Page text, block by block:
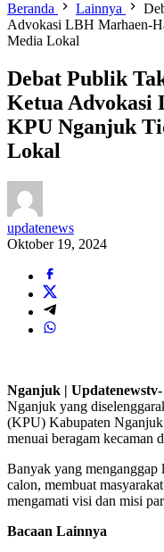
Beranda Lainnya
Advokasi LBH Marhaen-
Media Lokal
Debat Publik
Ketua Advokasi
KPU Nganjuk
Lokal
updatenews
Oktober 19, 2024
Nganjuk | Updatenewstv-
Nganjuk yang
(KPU) Kabupaten
menuai beragam kecaman
Banyak yang menganggap
calon, membuat
mengamati visi dan misi
Bacaan Lainnya